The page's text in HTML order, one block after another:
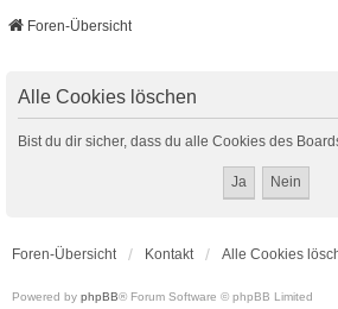
Foren-Übersicht
Alle Cookies löschen
Bist du dir sicher, dass du alle Cookies des
Foren-Übersicht Kontakt Alle Cookies
Powered by phpBB® Forum Software © phpBB Limited